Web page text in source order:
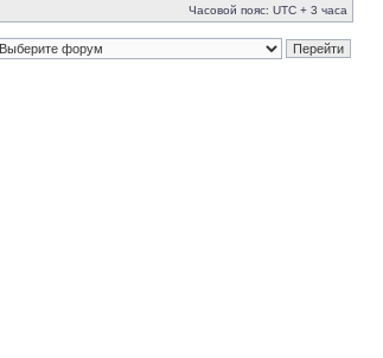
Часовой пояс: UTC + 3 часа